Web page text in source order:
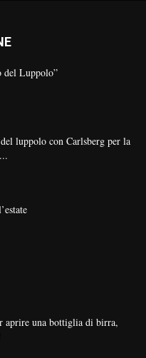
del Luppolo”
luppolo con Carlsberg per la
aprire una bottiglia di birra,